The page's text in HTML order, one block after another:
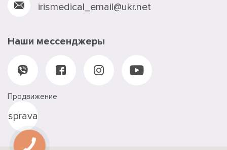
irismedical_email@ukr.net
Наши мессенджеры
Продвижение
sprava